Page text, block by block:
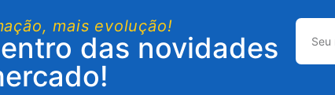
mais evolução!
das novidades